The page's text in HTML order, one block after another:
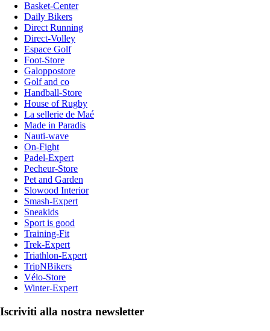
Basket-Center
Daily Bikers
Direct Running
Direct-Volley
Espace Golf
Foot-Store
Galoppostore
Golf and co
Handball-Store
House of Rugby
La sellerie de Maé
Made in Paradis
Nauti-wave
On-Fight
Padel-Expert
Pecheur-Store
Pet and Garden
Slowood Interior
Smash-Expert
Sneakids
Sport is good
Training-Fit
Trek-Expert
Triathlon-Expert
TripNBikers
Vélo-Store
Winter-Expert
Iscriviti alla nostra newsletter